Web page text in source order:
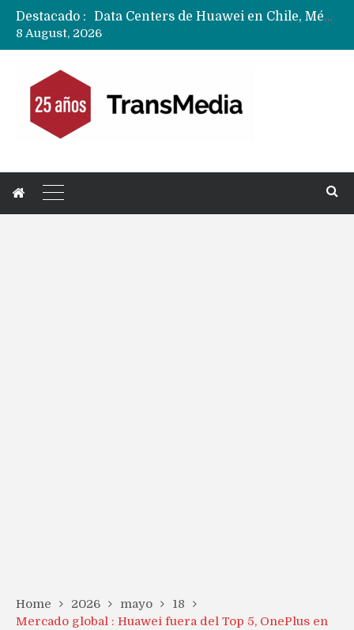
Destacado :
Data Centers de Huawei en Chile, México, Brasil,Perú y Argentina podrían verse afectados por arremetida de EE.UU
8 August, 2026
Home 2026 mayo
18
Mercado global : Huawei fuera del Top 5, OnePlus en